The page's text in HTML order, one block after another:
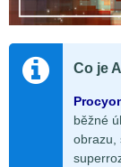
Co je
běžné
obrazu,